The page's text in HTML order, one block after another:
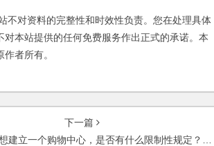
对资料的完整性和时效性负责。您在处理具体
本站提供的任何免费服务作出正式的承诺。本
者所有。
下一篇
立一个购物中心，是否有什么限制性规定？如何操作？